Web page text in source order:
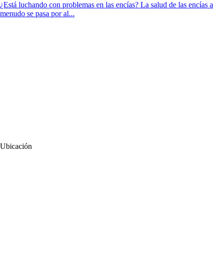
¿Está luchando con problemas en las encías? La salud de las encías a
menudo se pasa por al...
Ubicación